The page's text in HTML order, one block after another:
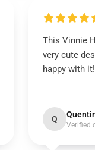
This Vinnie
very cute
happy with it!
Q
Verified